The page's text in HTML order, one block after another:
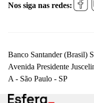
Nos siga nas redes:
Banco Santander (Brasil)
Avenida Presidente
A - São Paulo - SP